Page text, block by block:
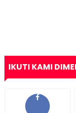
IKUTI KAMI